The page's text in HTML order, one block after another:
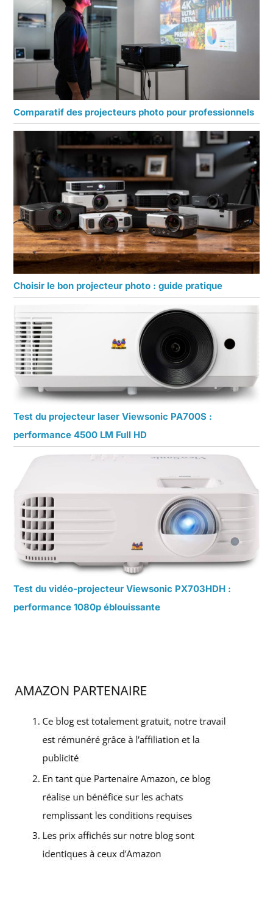
Comparatif des projecteurs photo pour professionnels
Choisir le bon projecteur photo : guide pratique
Test du projecteur laser Viewsonic PA700S :
performance 4500 LM Full HD
Test du vidéo-projecteur Viewsonic PX703HDH :
performance 1080p éblouissante